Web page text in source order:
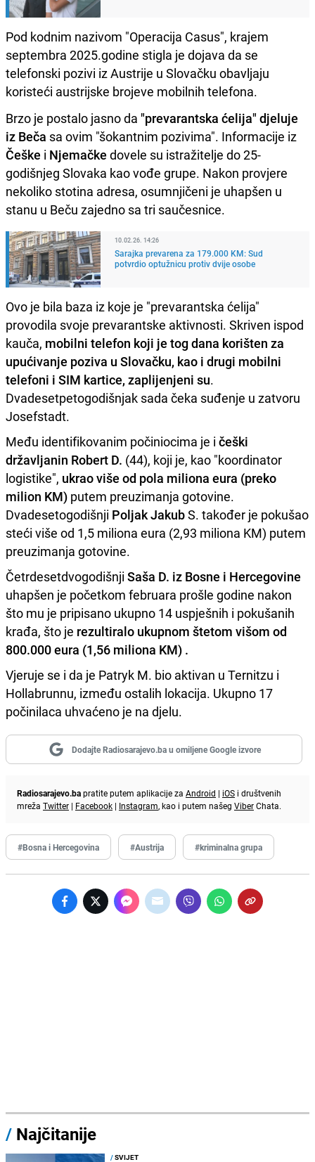
Pod kodnim nazivom "Operacija Casus", krajem
septembra 2025.godine stigla je dojava da se
telefonski pozivi iz Austrije u Slovačku obavljaju
koristeći austrijske brojeve mobilnih telefona.
Brzo je postalo jasno da "prevarantska ćelija" djeluje
iz Beča sa ovim "šokantnim pozivima". Informacije iz
Češke i Njemačke dovele su istražitelje do 25-
godišnjeg Slovaka kao vođe grupe. Nakon provjere
nekoliko stotina adresa, osumnjičeni je uhapšen u
stanu u Beču zajedno sa tri saučesnice.
10.02.26. 14:26
Sarajka prevarena za 179.000 KM: Sud
potvrdio optužnicu protiv dvije osobe
Ovo je bila baza iz koje je "prevarantska ćelija"
provodila svoje prevarantske aktivnosti. Skriven ispod
kauča, mobilni telefon koji je tog dana korišten za
upućivanje poziva u Slovačku, kao i drugi mobilni
telefoni i SIM kartice, zaplijenjeni su.
Dvadesetpetogodišnjak sada čeka suđenje u zatvoru
Josefstadt.
Među identifikovanim počiniocima je i češki
državljanin Robert D. (44), koji je, kao "koordinator
logistike", ukrao više od pola miliona eura (preko
milion KM) putem preuzimanja gotovine.
Dvadesetogodišnji Poljak JakubS. također je pokušao
steći više od 1,5 miliona eura (2,93 miliona KM) putem
preuzimanja gotovine.
Četrdesetdvogodišnji Saša D. iz Bosne i Hercegovine
uhapšen je početkom februara prošle godine nakon
što mu je pripisano ukupno 14 uspješnih i pokušanih
krađa, što je rezultiralo ukupnom štetom višom od
800.000 eura (1,56 miliona KM) .
Vjeruje se i da je Patryk M. bio aktivan u Ternitzu i
Hollabrunnu, između ostalih lokacija. Ukupno 17
počinilaca uhvaćeno je na djelu.
Dodajte Radiosarajevo.ba u omiljene Google izvore
Radiosarajevo.bapratite putem aplikacije za Android | iOS i društvenih
mreža Twitter | Facebook | Instagram, kao i putem našeg ViberChata.
#Bosna i Hercegovina #Austrija #kriminalna grupa
/ Najčitanije
/SVIJET